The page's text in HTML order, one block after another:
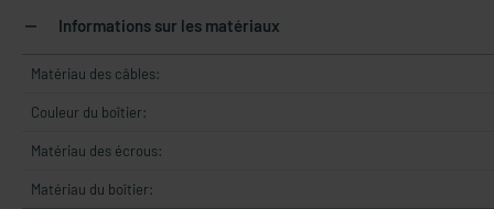
Informations sur les matériaux
Matériau des câbles:
Couleur du boîtier:
Matériau des écrous:
Matériau du boîtier: